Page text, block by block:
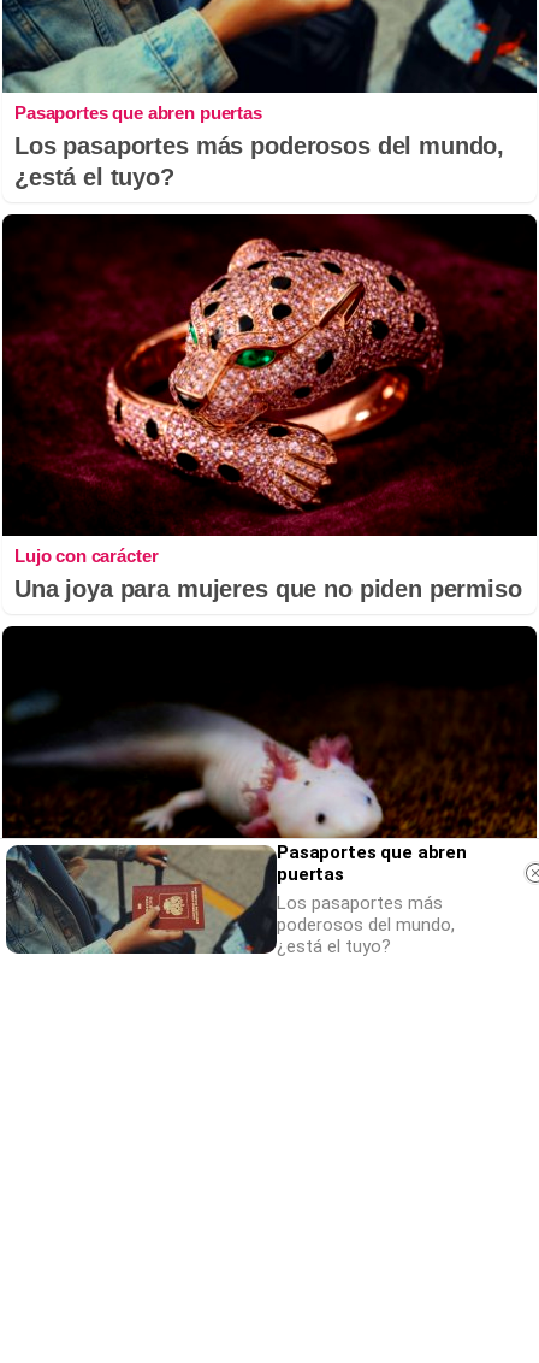
Pasaportes que abren puertas
Los pasaportes más poderosos del mundo,
¿está el tuyo?
Lujo con carácter
Una joya para mujeres que no piden permiso
Pasaportes que abren
puertas
Los pasaportes más
poderosos del mundo,
¿está el tuyo?